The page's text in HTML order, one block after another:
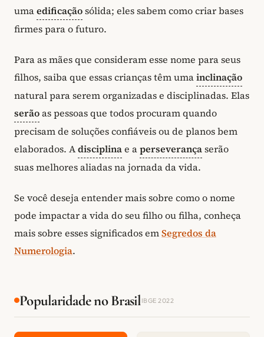
umaedificaçãosólida; eles sabem como criar bases
firmes para o futuro.
Para as mães que consideram esse nome para seus
filhos, saiba que essas crianças têm umainclinação
natural para serem organizadas e disciplinadas. Elas
serãoas pessoas que todos procuram quando
precisam de soluções confiáveis ou de planos bem
elaborados. Adisciplinae aperseverançaserão
suas melhores aliadas na jornada da vida.
Se você deseja entender mais sobre como o nome
pode impactar a vida do seu filho ou filha, conheça
mais sobre esses significados emSegredos da
Numerologia.
Popularidade no BrasilIBGE 2022